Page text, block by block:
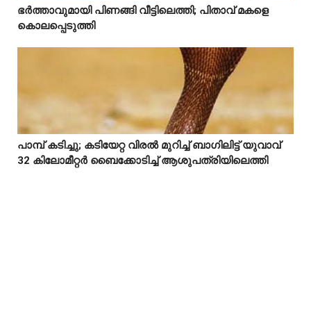
  
ഭർത്താവുമായി പിണങ്ങി വീട്ടിലെത്തി; പിതാവ് മകളെ
കൊലപ്പെടുത്തി
  
പാമ്പ് കടിച്ചു; കടിയേറ്റ വിരൽ മുറിച്ച് ബാഗിലിട്ട് യുവാവ്
32 കിലോമീറ്റർ ബൈക്കോടിച്ച് ആശുപത്രിയിലെത്തി